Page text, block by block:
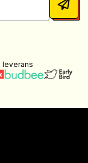
leverans